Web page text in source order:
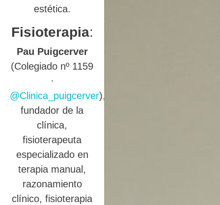
estética.
Fisioterapia:
Pau Puigcerver
(Colegiado nº 1159
·
@Clinica_puigcerver),
fundador de la
clínica,
fisioterapeuta
especializado en
terapia manual,
razonamiento
clínico, fisioterapia